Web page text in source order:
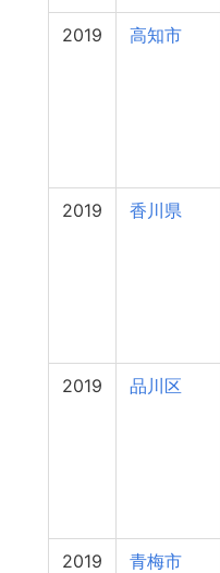
2019 高知市
2019 香川県
2019 品川区
2019 青梅市